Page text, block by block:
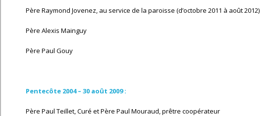
Père Raymond Jovenez, au service de la paroisse (d’octobre 2011 à août 2012)
Père Alexis Mainguy
Père Paul Gouy
Pentecôte 2004 – 30 août 2009 :
Père Paul Teillet, Curé et Père Paul Mouraud, prêtre coopérateur